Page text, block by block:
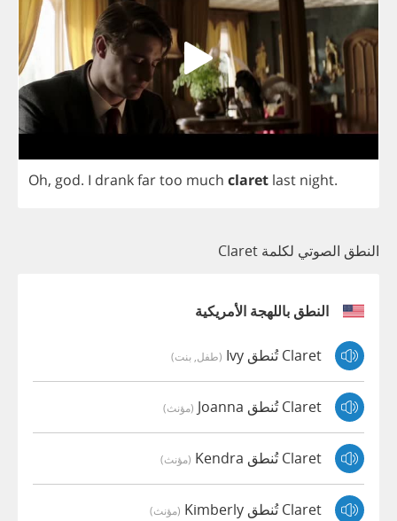
Oh, god. I drankfartoo much claret last night.
النطق الصوتي لكلمة Claret
النطق باللهجة الأمريكية
Claret تُنطق Ivy (طفل, بنت)
Claret تُنطق Joanna (مؤنث)
Claret تُنطق Kendra (مؤنث)
Claret تُنطق Kimberly (مؤنث)